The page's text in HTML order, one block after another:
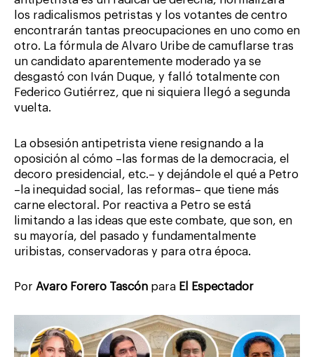
los radicalismos petristas y los votantes de centro
encontrarán tantas preocupaciones en uno como en
otro. La fórmula de Alvaro Uribe de camuflarse tras
un candidato aparentemente moderado ya se
desgastó con Iván Duque, y falló totalmente con
Federico Gutiérrez, que ni siquiera llegó a segunda
vuelta.
La obsesión antipetrista viene resignando a la
oposición al cómo –las formas de la democracia, el
decoro presidencial, etc.– y dejándole el qué a Petro
–la inequidad social, las reformas– que tiene más
carne electoral. Por reactiva a Petro se está
limitando a las ideas que este combate, que son, en
su mayoría, del pasado y fundamentalmente
uribistas, conservadoras y para otra época.
Por Avaro Forero Tascón para El Espectador